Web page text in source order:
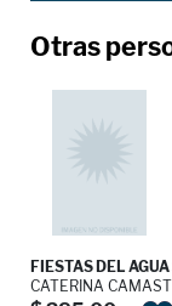
Otras
FIESTAS DEL AGUA
CATERINA